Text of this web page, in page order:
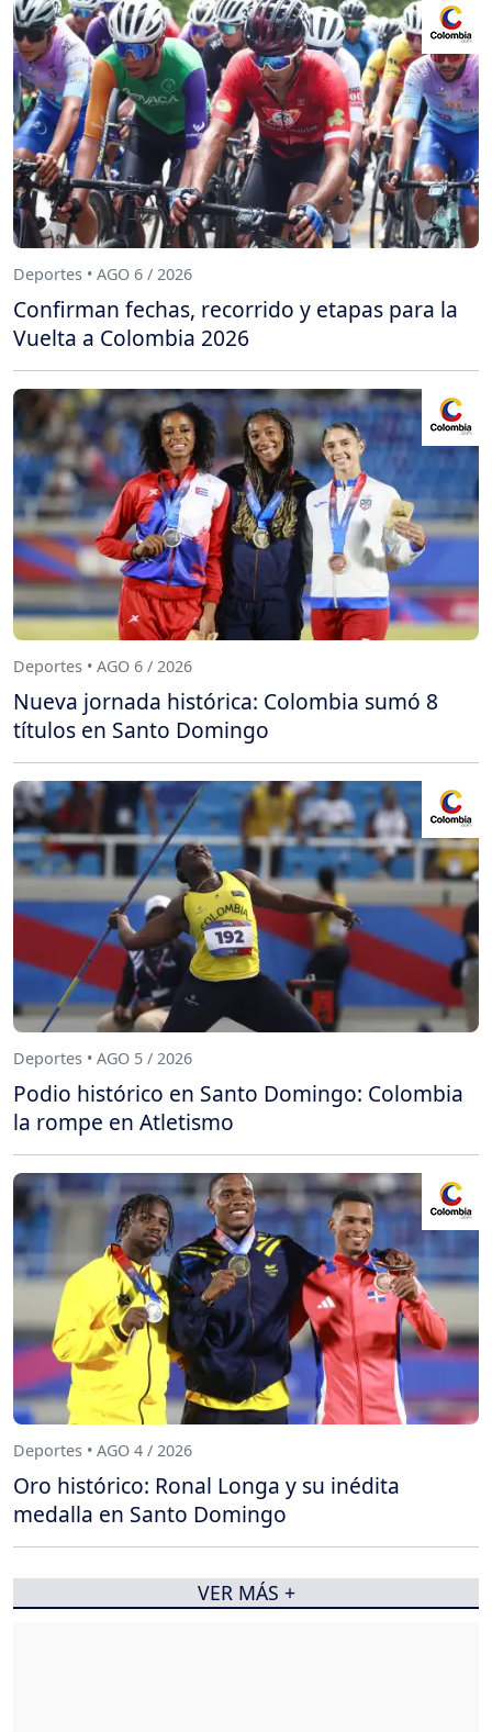
Deportes • AGO 6 / 2026
Confirman fechas, recorrido y etapas para la
Vuelta a Colombia 2026
Deportes • AGO 6 / 2026
Nueva jornada histórica: Colombia sumó 8
títulos en Santo Domingo
Deportes • AGO 5 / 2026
Podio histórico en Santo Domingo: Colombia
la rompe en Atletismo
Deportes • AGO 4 / 2026
Oro histórico: Ronal Longa y su inédita
medalla en Santo Domingo
VER MÁS +